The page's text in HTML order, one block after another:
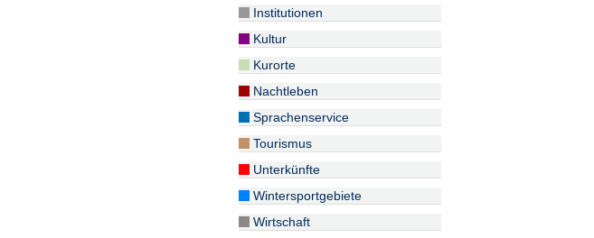
Institutionen
Kultur
Kurorte
Nachtleben
Sprachenservice
Tourismus
Unterkünfte
Wintersportgebiete
Wirtschaft